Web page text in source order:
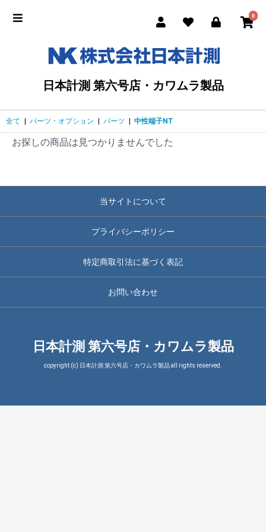
0
日本計測 第六号店・カワムラ製品
全て パーツ・オプション パーツ 中性端子NT
お探しの商品は見つかりませんでした
当サイトについて
プライバシーポリシー
特定商取引法に基づく表記
お問い合わせ
日本計測 第六号店・カワムラ製品
copyright (c) 日本計測 第六号店・カワムラ製品 all rights reserved.